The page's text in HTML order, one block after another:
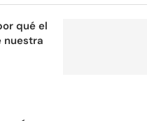
qué el
nuestra